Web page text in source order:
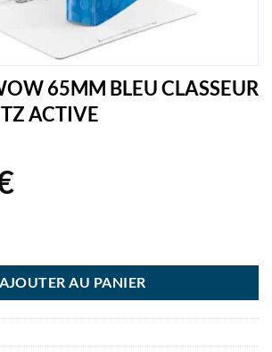
65MM BLEU CLASSEUR
ACTIVE
AJOUTER AU PANIER